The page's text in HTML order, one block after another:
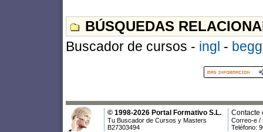
BÚSQUEDAS
Buscador de cursos - ingl -
© 1998-2026 Portal Formativo S.L.
Tu Buscador de Cursos y Masters
B27303494
Contacte
Correo-e /
Teléfono: